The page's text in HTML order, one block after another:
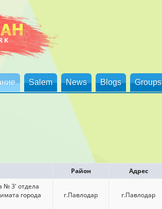
Salem News Blogs Groups
Район Адрес
№ 3' отдела
города
г.Павлодар г.Павлодар